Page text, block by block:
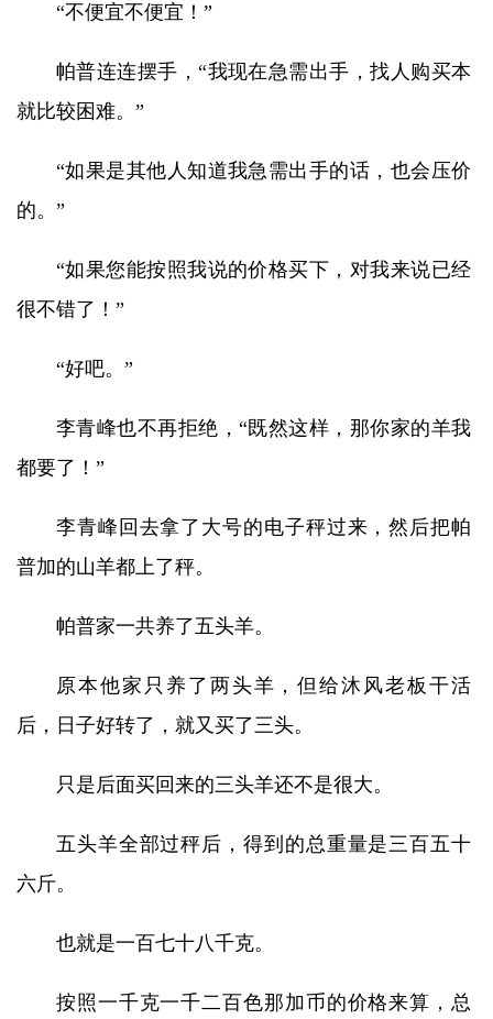
“不便宜不便宜！”
帕普连连摆手，“我现在急需出手，找人购买本
就比较困难。”
“如果是其他人知道我急需出手的话，也会压价
的。”
“如果您能按照我说的价格买下，对我来说已经
很不错了！”
“好吧。”
李青峰也不再拒绝，“既然这样，那你家的羊我
都要了！”
李青峰回去拿了大号的电子秤过来，然后把帕
普加的山羊都上了秤。
帕普家一共养了五头羊。
原本他家只养了两头羊，但给沐风老板干活
后，日子好转了，就又买了三头。
只是后面买回来的三头羊还不是很大。
五头羊全部过秤后，得到的总重量是三百五十
六斤。
也就是一百七十八千克。
按照一千克一千二百色那加币的价格来算，总